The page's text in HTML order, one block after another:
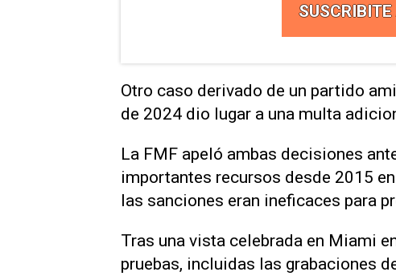
Otro caso derivado de un partido
de 2024 dio ‌lugar a una multa
La FMF apeló ambas decisiones
importantes recursos desde 2015
las sanciones eran ineficaces para
Tras una vista celebrada ​en Miami
pruebas, incluidas las grabaciones